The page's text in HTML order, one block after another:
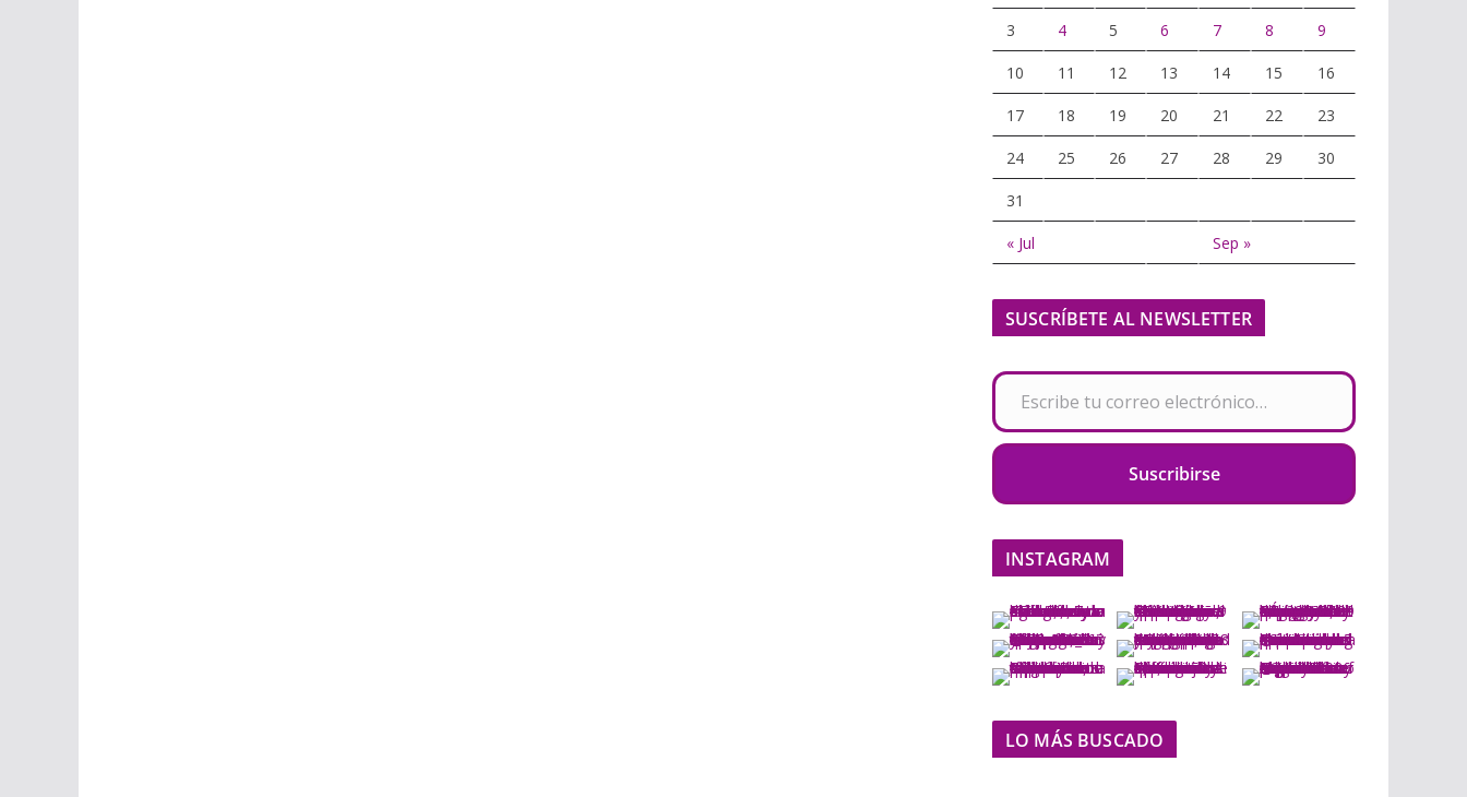
3 4 5 6 7 8 9
10 11 12 13 14 15 16
17 18 19 20 21 22 23
24 25 26 27 28 29 30
31
« Jul Sep »
SUSCRÍBETE AL NEWSLETTER
Escribe tu correo electrónico…
Suscribirse
INSTAGRAM
LO MÁS BUSCADO